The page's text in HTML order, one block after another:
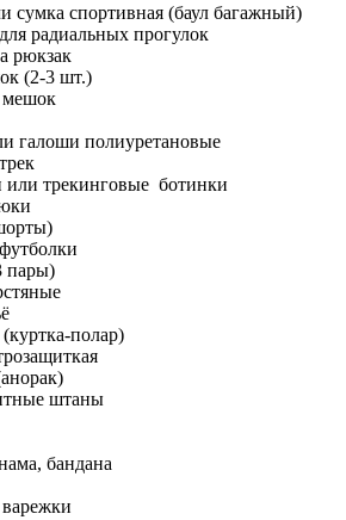
сумка спортивная (баул багажный)
радиальных прогулок
рюкзак
(2-3 шт.)
мешок
галоши полиуретановые
или трекинговые ботинки
пары)
(куртка-полар)
штаны
бандана